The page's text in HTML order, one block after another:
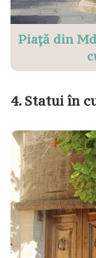
Piață din
4. Statui în